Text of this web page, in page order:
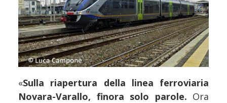
«Sulla riapertura della linea ferroviaria
Novara-Varallo, finora solo parole. Ora